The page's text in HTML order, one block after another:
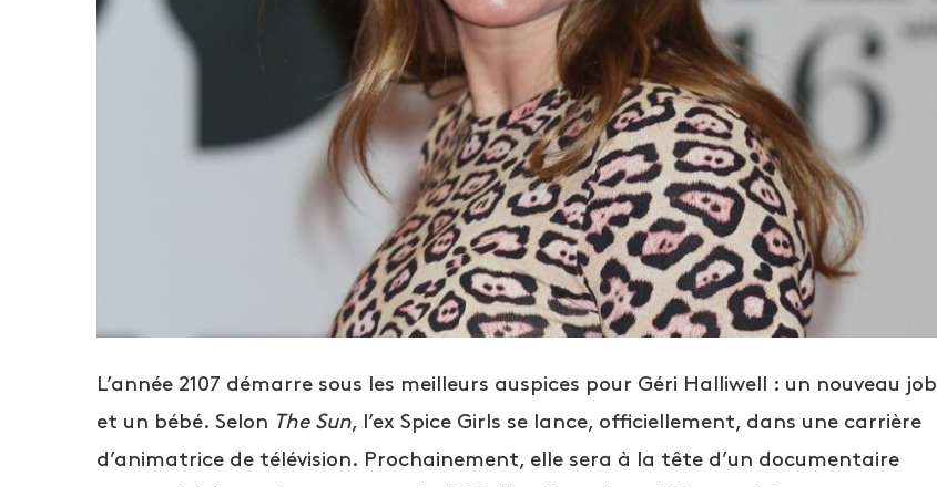
L’année 2107 démarre sous les meilleurs auspices pour Géri Halliwell : un nouveau job
et un bébé. Selon The Sun, l’ex Spice Girls se lance, officiellement, dans une carrière
d’animatrice de télévision. Prochainement, elle sera à la tête d’un documentaire